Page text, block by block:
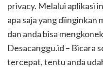
privacy. Melalui aplikasi
apa saja yang diinginkan
dan anda bisa
Desacanggu.id – Bicara
tercepat, tentu anda